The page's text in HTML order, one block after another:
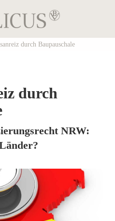
durch Baupauschale
durch
NRW: